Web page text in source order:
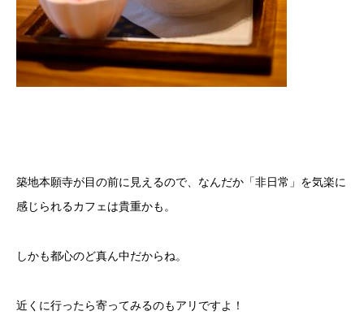
築地本願寺が目の前に見えるので、なんだか「非日常」を気楽に
感じられるカフェは貴重かも。
しかも都心のど真ん中だからね。
近くに行ったら寄ってみるのもアリですよ！